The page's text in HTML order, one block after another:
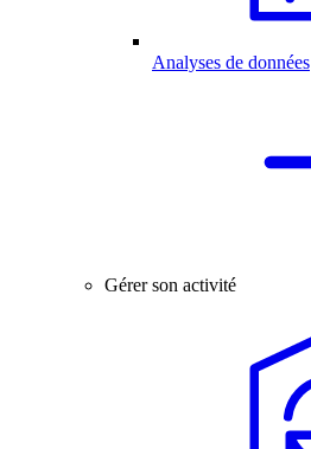
Analyses de données
Gérer son activité